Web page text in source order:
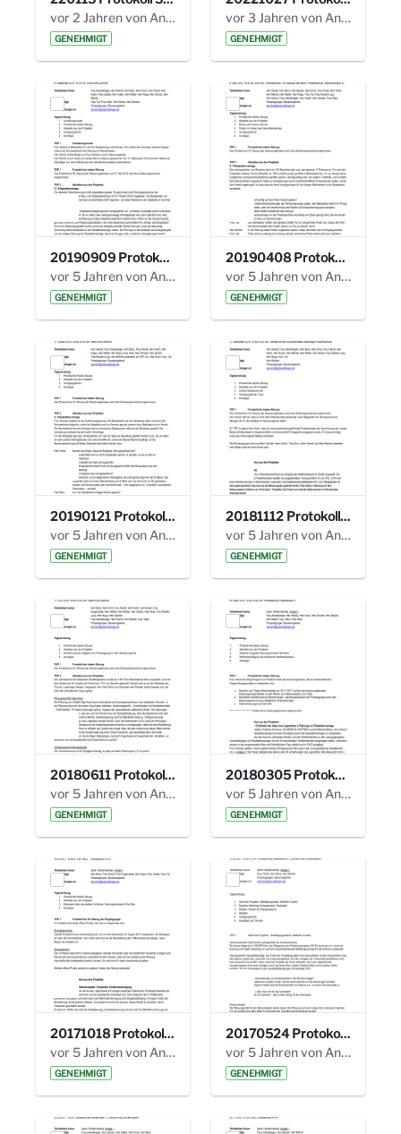
vor 2 Jahren von Anni Schlumberger
GENEHMIGT
vor 3 Jahren von Anni Schlumberger
GENEHMIGT
20190909 Protokoll 27. Steuerungskreis.pdf
vor 5 Jahren von Anni Schlumberger
GENEHMIGT
20190408 Protokoll 26. Steuerungskreis.pdf
vor 5 Jahren von Anni Schlumberger
GENEHMIGT
20190121 Protokoll 25. Steuerungskreis.pdf
vor 5 Jahren von Anni Schlumberger
GENEHMIGT
20181112 Protokoll 24. Steuerungskreis.pdf
vor 5 Jahren von Anni Schlumberger
GENEHMIGT
20180611 Protokoll 23. Steuerungskreis.pdf
vor 5 Jahren von Anni Schlumberger
GENEHMIGT
20180305 Protokoll 22. Steuerungskreis.pdf
vor 5 Jahren von Anni Schlumberger
GENEHMIGT
20171018 Protokoll 21. Steuerungskreis.pdf
vor 5 Jahren von Anni Schlumberger
GENEHMIGT
20170524 Protokoll 20. Steuerungskreis.pdf
vor 5 Jahren von Anni Schlumberger
GENEHMIGT